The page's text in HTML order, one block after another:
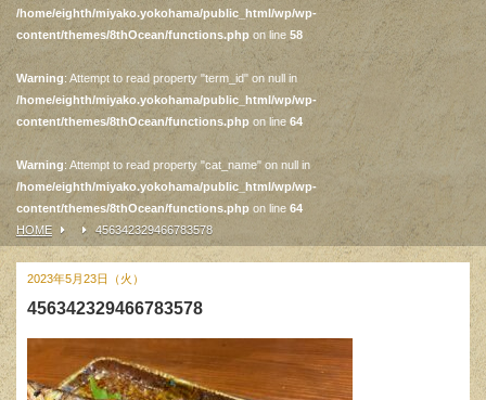
/home/eighth/miyako.yokohama/public_html/wp/wp-
content/themes/8thOcean/functions.php on line 58
Warning: Attempt to read property "term_id" on null in
/home/eighth/miyako.yokohama/public_html/wp/wp-
content/themes/8thOcean/functions.php on line 64
Warning: Attempt to read property "cat_name" on null in
/home/eighth/miyako.yokohama/public_html/wp/wp-
content/themes/8thOcean/functions.php on line 64
HOME
456342329466783578
2023年5月23日（火）
456342329466783578